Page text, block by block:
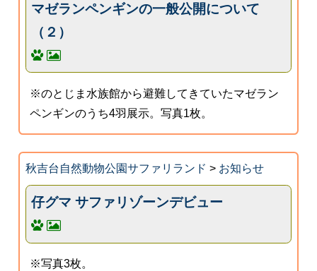
マゼランペンギンの一般公開について
（２）
※のとじま水族館から避難してきていたマゼラン
ペンギンのうち4羽展示。写真1枚。
秋吉台自然動物公園サファリランド > お知らせ
仔グマ サファリゾーンデビュー
※写真3枚。